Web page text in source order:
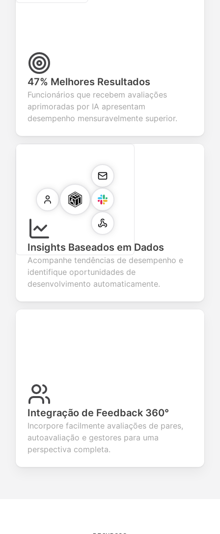
47% Melhores Resultados
Funcionários que recebem avaliações
aprimoradas por IA apresentam
desempenho mensuravelmente superior.
Insights Baseados em Dados
Acompanhe tendências de desempenho e
identifique oportunidades de
desenvolvimento automaticamente.
Integração de Feedback 360°
Incorpore facilmente avaliações de pares,
autoavaliação e gestores para uma
perspectiva completa.